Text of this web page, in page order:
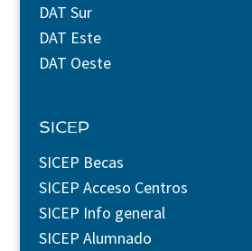
DAT Sur
DAT Este
DAT Oeste
SICEP
SICEP Becas
SICEP Acceso Centros
SICEP Info general
SICEP Alumnado